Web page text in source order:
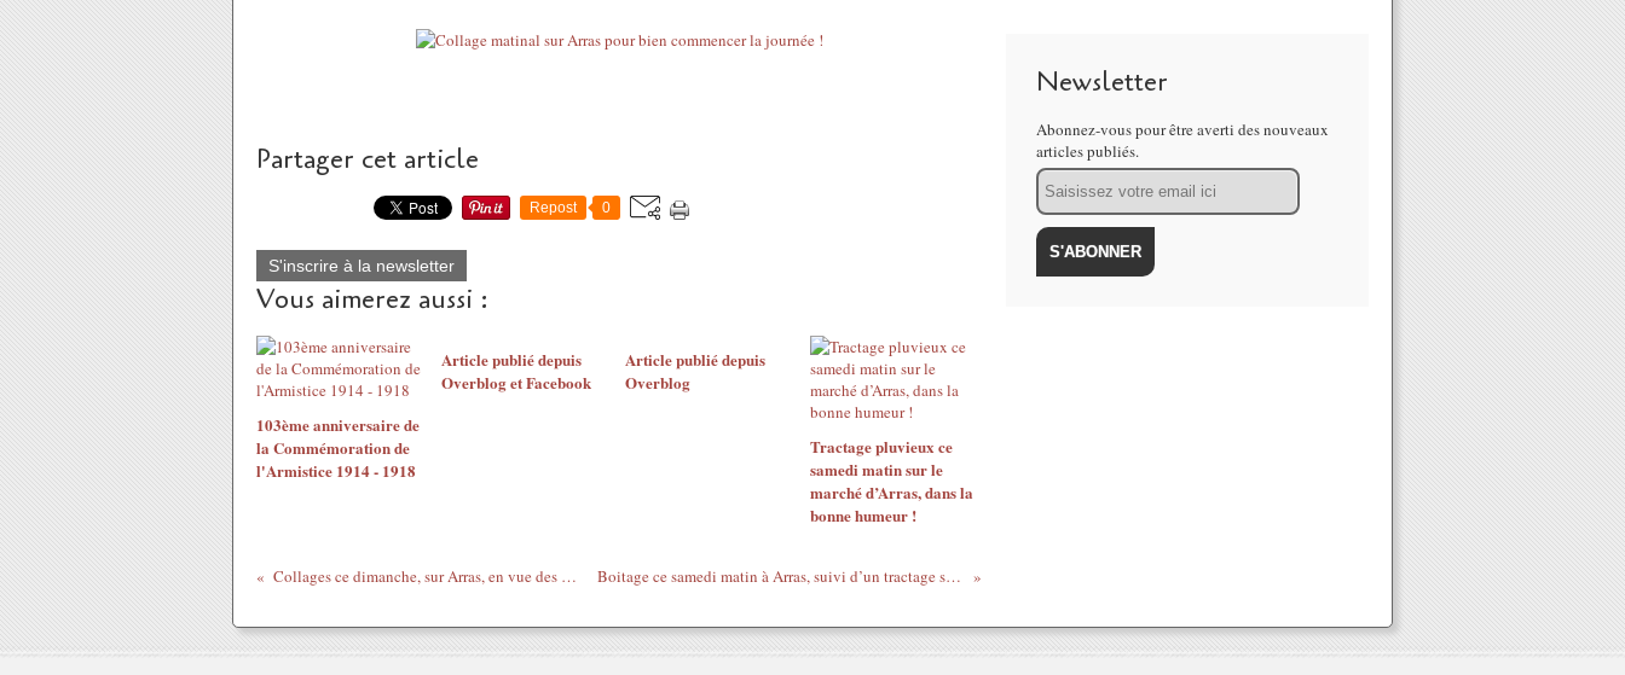
Partager cet article
Repost 0
S'inscrire à la newsletter
Vous aimerez aussi :
103ème anniversaire de
la Commémoration de
l'Armistice 1914 - 1918
Article publié depuis
Overblog et Facebook
Article publié depuis
Overblog
Tractage pluvieux ce
samedi matin sur le
marché d’Arras, dans la
bonne humeur !
Collages ce dimanche, sur Arras, en vue des élections européennes du 26 mai ! Boitage ce samedi matin à Arras, suivi d’un tractage sur notre beau marché : votez le 26 mai !
Newsletter
Abonnez-vous pour être averti des nouveaux
articles publiés.
Email